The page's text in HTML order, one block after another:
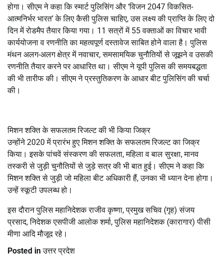
होगा। सीएम ने कहा कि स्मार्ट पुलिसिंग और ‘विजन 2047 विकसित-
आत्मनिर्भर भारत’ के लिए कैसी पुलिस चाहिए, उस लक्ष्य की प्राप्ति के लिए दो
दिन में रोडमैप तैयार किया गया। 11 सत्रों में 55 वक्ताओं का विचार भावी
कार्ययोजना व रणनीति का महत्वपूर्ण दस्तावेज साबित होने वाला है। पुलिस
मंथन अलग-अलग क्षेत्र में नवाचार, समसामयिक चुनौतियों से जूझने व उसकी
रणनीति तैयार करने पर आधारित था। सीएम ने यूपी पुलिस की समयबद्धता
की भी तारीफ की। सीएम ने प्रस्तुतिकरण के आधार बीट पुलिसिंग की चर्चा
की।
मिशन शक्ति के सफलतम रिजल्ट की भी किया जिक्र
उन्होंने 2020 में प्रारंभ हुए मिशन शक्ति के सफलतम रिजल्ट का जिक्र
किया। इसके पांचवें संस्करण की सफलता, महिला व बाल सुरक्षा, मानव
तस्करी से जुड़ी चुनौतियों से जुड़े सत्र की भी बात हुई। सीएम ने कहा कि
मिशन शक्ति से जुड़ी जो महिला बीट अधिकारी हैं, उनका भी ध्यान देना होगा।
उन्हें स्कूटी उपलब्ध हो।
इस दौरान पुलिस महानिदेशक राजीव कृष्णा, प्रमुख सचिव (गृह) संजय
प्रसाद, निदेशक एसपीजी आलोक शर्मा, पुलिस महानिदेशक (कारागार) पीसी
मीणा आदि मौजूद रहे।
Posted inउत्तर प्रदेश